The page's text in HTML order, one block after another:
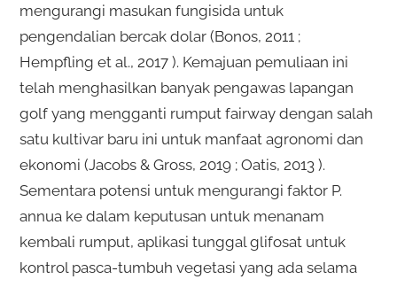
mengurangi masukan fungisida untuk
pengendalian bercak dolar (Bonos, 2011 ;
Hempfling et al., 2017 ). Kemajuan pemuliaan ini
telah menghasilkan banyak pengawas lapangan
golf yang mengganti rumput fairway dengan salah
satu kultivar baru ini untuk manfaat agronomi dan
ekonomi (Jacobs & Gross, 2019 ; Oatis, 2013 ).
Sementara potensi untuk mengurangi faktor P.
annua ke dalam keputusan untuk menanam
kembali rumput, aplikasi tunggal glifosat untuk
kontrol pasca-tumbuh vegetasi yang ada selama